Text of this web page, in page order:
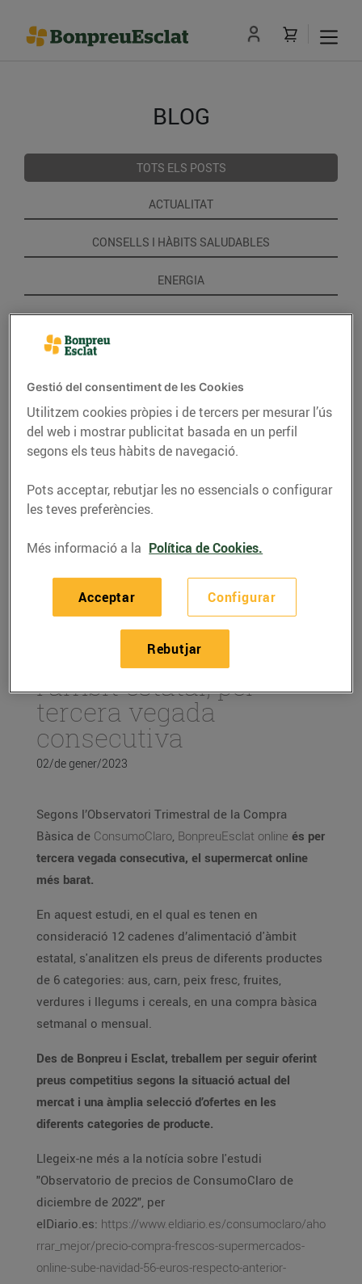
BLOG
TOTS ELS POSTS
ACTUALITAT
CONSELLS I HÀBITS SALUDABLES
ENERGIA
GASTRONOMIA I TRADICIONS
ACTUALITAT
Som el supermercat
online més barat en
l'àmbit estatal, per
tercera vegada
consecutiva
02/de gener/2023
Segons l’Observatori Trimestral de la Compra
Bàsica de ConsumoClaro, BonpreuEsclat online és per
tercera vegada consecutiva, el supermercat online
més barat.
En aquest estudi, en el qual es tenen en
consideració 12 cadenes d’alimentació d'àmbit
estatal, s'analitzen els preus de diferents productes
de 6 categories: aus, carn, peix fresc, fruites,
verdures i llegums i cereals, en una compra bàsica
setmanal o mensual.
Des de Bonpreu i Esclat, treballem per seguir oferint
preus competitius segons la situació actual del
mercat i una àmplia selecció d’ofertes en les
diferents categories de producte.
Llegeix-ne més a la notícia sobre l'estudi
"Observatorio de precios de ConsumoClaro de
diciembre de 2022", per
elDiario.es: https://www.eldiario.es/consumoclaro/aho
rrar_mejor/precio-compra-frescos-supermercados-
online-sube-navidad-56-euros-respecto-anterior-
Gestió del consentiment de les Cookies
Utilitzem cookies pròpies i de tercers per mesurar l’ús
del web i mostrar publicitat basada en un perfil
segons els teus hàbits de navegació.
Pots acceptar, rebutjar les no essencials o configurar
les teves preferències.
Més informació a la Política de Cookies.
Configurar
Rebutjar
Acceptar